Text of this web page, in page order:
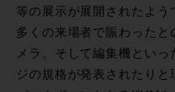
等の展示が展開されたよ
多くの来場者で賑わった
メラ、そして編集機とい
ジの規格が発表されたり